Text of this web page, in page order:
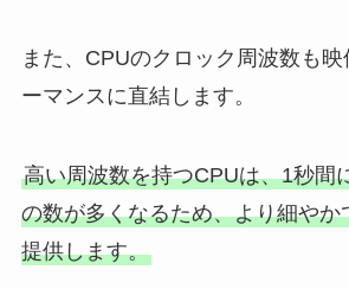
また、CPUのクロック周波数も
ーマンスに直結します。
高い周波数を持つCPUは、1秒間
の数が多くなるため、より細やか
提供します。